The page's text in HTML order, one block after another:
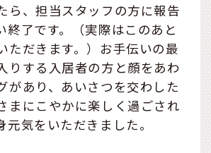
ら、担当スタッフの方に報告
終了です。（実際はこのあと
ただきます。）お手伝いの最
りする入居者の方と顔をあわ
があり、あいさつを交わした
まにこやかに楽しく過ごされ
元気をいただきました。